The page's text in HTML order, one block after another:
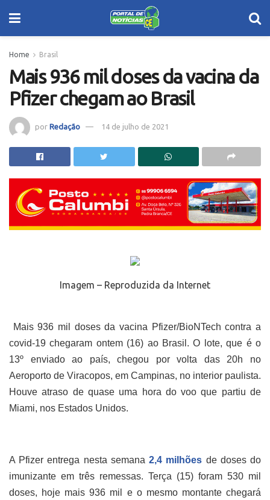
Home Brasil
Mais 936 mil doses da vacina da
Pfizer chegam ao Brasil
por Redação 14 de julho de 2021
Imagem – Reproduzida da Internet
Mais 936 mil doses da vacina Pfizer/BioNTech contra a
covid-19 chegaram ontem (16) ao Brasil. O lote, que é o
13º enviado ao país, chegou por volta das 20h no
Aeroporto de Viracopos, em Campinas, no interior paulista.
Houve atraso de quase uma hora do voo que partiu de
Miami, nos Estados Unidos.
A Pfizer entrega nesta semana2,4 milhões de doses do
imunizante em três remessas. Terça (15) foram 530 mil
doses, hoje mais 936 mil e o mesmo montante chegará